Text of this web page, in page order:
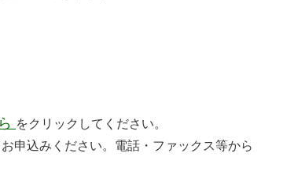
をクリックしてください。
申込みください。電話・ファックス等から